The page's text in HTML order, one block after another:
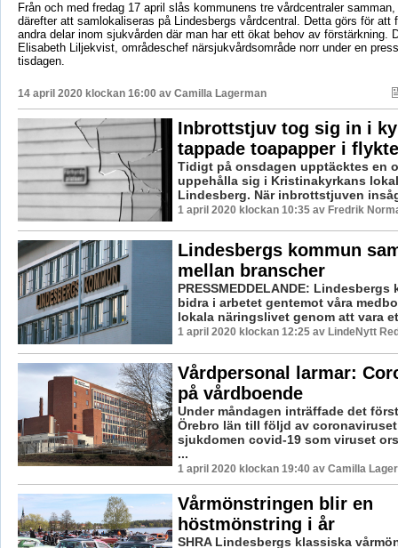
Från och med fredag 17 april slås kommunens tre vårdcentraler
därefter att samlokaliseras på Lindesbergs vårdcentral. Detta görs för att
andra delar inom sjukvården där man har ett ökat behov av förstärkning.
Elisabeth Liljekvist, områdeschef närsjukvårdsområde norr under en
tisdagen.
14 april 2020 klockan 16:00 av Camilla Lagerman
Inbrottstjuv tog sig in i
tappade toapapper i
Tidigt på onsdagen upptäcktes en
uppehålla sig i Kristinakyrkans
Lindesberg. När inbrottstjuven
1 april 2020 klockan 10:35 av Fredrik
Lindesbergs kommun
mellan branscher
PRESSMEDDELANDE: Lindesbergs
bidra i arbetet gentemot våra
lokala näringslivet genom att vara
1 april 2020 klockan 12:25 av LindeNytt
Vårdpersonal larmar:
på vårdboende
Under måndagen inträffade det
Örebro län till följd av
sjukdomen covid-19 som viruset
...
1 april 2020 klockan 19:40 av Camilla
Vårmönstringen blir en
höstmönstring i år
SHRA Lindesbergs klassiska